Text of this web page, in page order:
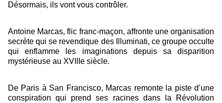
Désormais, ils vont vous contrôler.
Antoine Marcas, flic franc-maçon, affronte une organisation
secrète qui se revendique des Illuminati, ce groupe occulte
qui enflamme les imaginations depuis sa disparition
mystérieuse au XVIIIe siècle.
De Paris à San Francisco, Marcas remonte la piste d’une
conspiration qui prend ses racines dans la Révolution